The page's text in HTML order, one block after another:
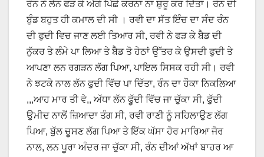
ਰੰਨ ਨੇ ਲੱਨ ਫੜ ਕੇ ਅੱਗੇ ਪਿੱਛੇ ਕਰਨਾ ਨਾ ਸ਼ੁਰੂ ਕਰ ਦਿੱਤਾ। ਰੰਨ ਦੀ
ਬੁੰਡ ਬਹੁਤ ਹੀ ਕਮਾਲ ਦੀ ਸੀ । ਰਵੀ ਦਾ ਸੱਤ ਇੰਚ ਦਾ ਸੰਦ ਰੰਨ
ਦੀ ਫੁਦੀ ਵਿਚ ਜਾਣ ਲਈ ਤਿਆਰ ਸੀ, ਰਵੀ ਨੇ ਫੜ ਕੇ ਬੈਡ ਦੀ
ਨੁੱਕਰ ਤੇ ਲੰਮੇ ਪਾ ਲਿਆ ਤੇ ਬੈਡ ਤੋ ਹੇਠਾਂ ਉੱਤਰ ਕੇ ਉਸਦੀ ਫੁਦੀ ਤੇ
ਆਪਣਾ ਲਨ ਰਗੜਨ ਲੱਗ ਪਿਆ, ਪਾਇਲ ਸਿਸਕ ਰਹੀ ਸੀ। ਰਵੀ
ਨੇ ਝਟਕੇ ਨਾਲ ਲੱਨ ਫੁਦੀ ਵਿੱਚ ਪਾ ਦਿੱਤਾ, ਰੰਨ ਦਾ ਹੌਕਾ ਨਿਕਲਿਆ
,,,ਆਹ ਮਾਰ ਤੀ ਵੇ,, ਅੱਧਾ ਲੱਨ ਫੂੱਦੀ ਵਿੱਚ ਜਾ ਚੁੱਕਾ ਸੀ, ਫੁੱਦੀ
ਉਮੀਦ ਨਾਲੋਂ ਜ਼ਿਆਦਾ ਤੰਗ ਸੀ, ਰਵੀ ਰਾਣੀ ਨੂੰ ਸਹਿਲਾਉਣ ਲੱਗ
ਪਿਆ, ਬੁੱਲ ਚੂਸਣ ਲੱਗ ਪਿਆ ਤੇ ਇੱਕ ਘੱਸਾ ਹੋਰ ਮਾਰਿਆ ਜੋਰ
ਨਾਲ, ਲਨ ਪੂਰਾ ਅੰਦਰ ਜਾ ਚੁੱਕਾ ਸੀ, ਰੰਨ ਦੀਆਂ ਅੱਖਾਂ ਬਾਹਰ ਆ